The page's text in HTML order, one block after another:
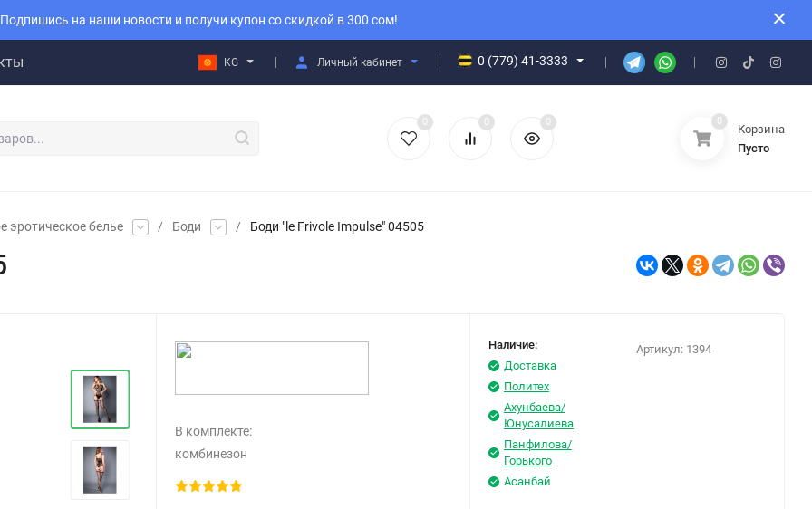
Подпишись на наши новости и получи купон со скидкой в 300 сом!
KG Личный кабинет 0 (779) 41-3333
0 0 0 0
Корзина
Пусто
эротическое белье / Боди / Боди "le Frivole Impulse" 04505
В комплекте:
комбинезон
Наличие:
Доставка
Политех
Ахунбаева/
Юнусалиева
Панфилова/
Горького
Асанбай
Артикул: 1394